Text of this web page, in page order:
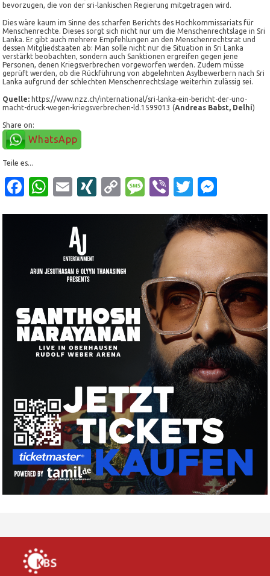
bevorzugen, die von der sri-lankischen Regierung mitgetragen wird.
Dies wäre kaum im Sinne des scharfen Berichts des Hochkommissariats für
Menschenrechte. Dieses sorgt sich nicht nur um die Menschenrechtslage in Sri
Lanka. Er gibt auch mehrere Empfehlungen an den Menschenrechtsrat und
dessen Mitgliedstaaten ab: Man solle nicht nur die Situation in Sri Lanka
verstärkt beobachten, sondern auch Sanktionen ergreifen gegen jene
Personen, denen Kriegsverbrechen vorgeworfen werden. Zudem müsse
geprüft werden, ob die Rückführung von abgelehnten Asylbewerbern nach Sri
Lanka aufgrund der schlechten Menschenrechtslage weiterhin zulässig sei.
Quelle: https://www.nzz.ch/international/sri-lanka-ein-bericht-der-uno-
macht-druck-wegen-kriegsverbrechen-ld.1599013 (Andreas Babst, Delhi)
Share on:
WhatsApp
Teile es...
Facebook
WhatsApp
EmailXINGCopyMessage
ViberTwitter